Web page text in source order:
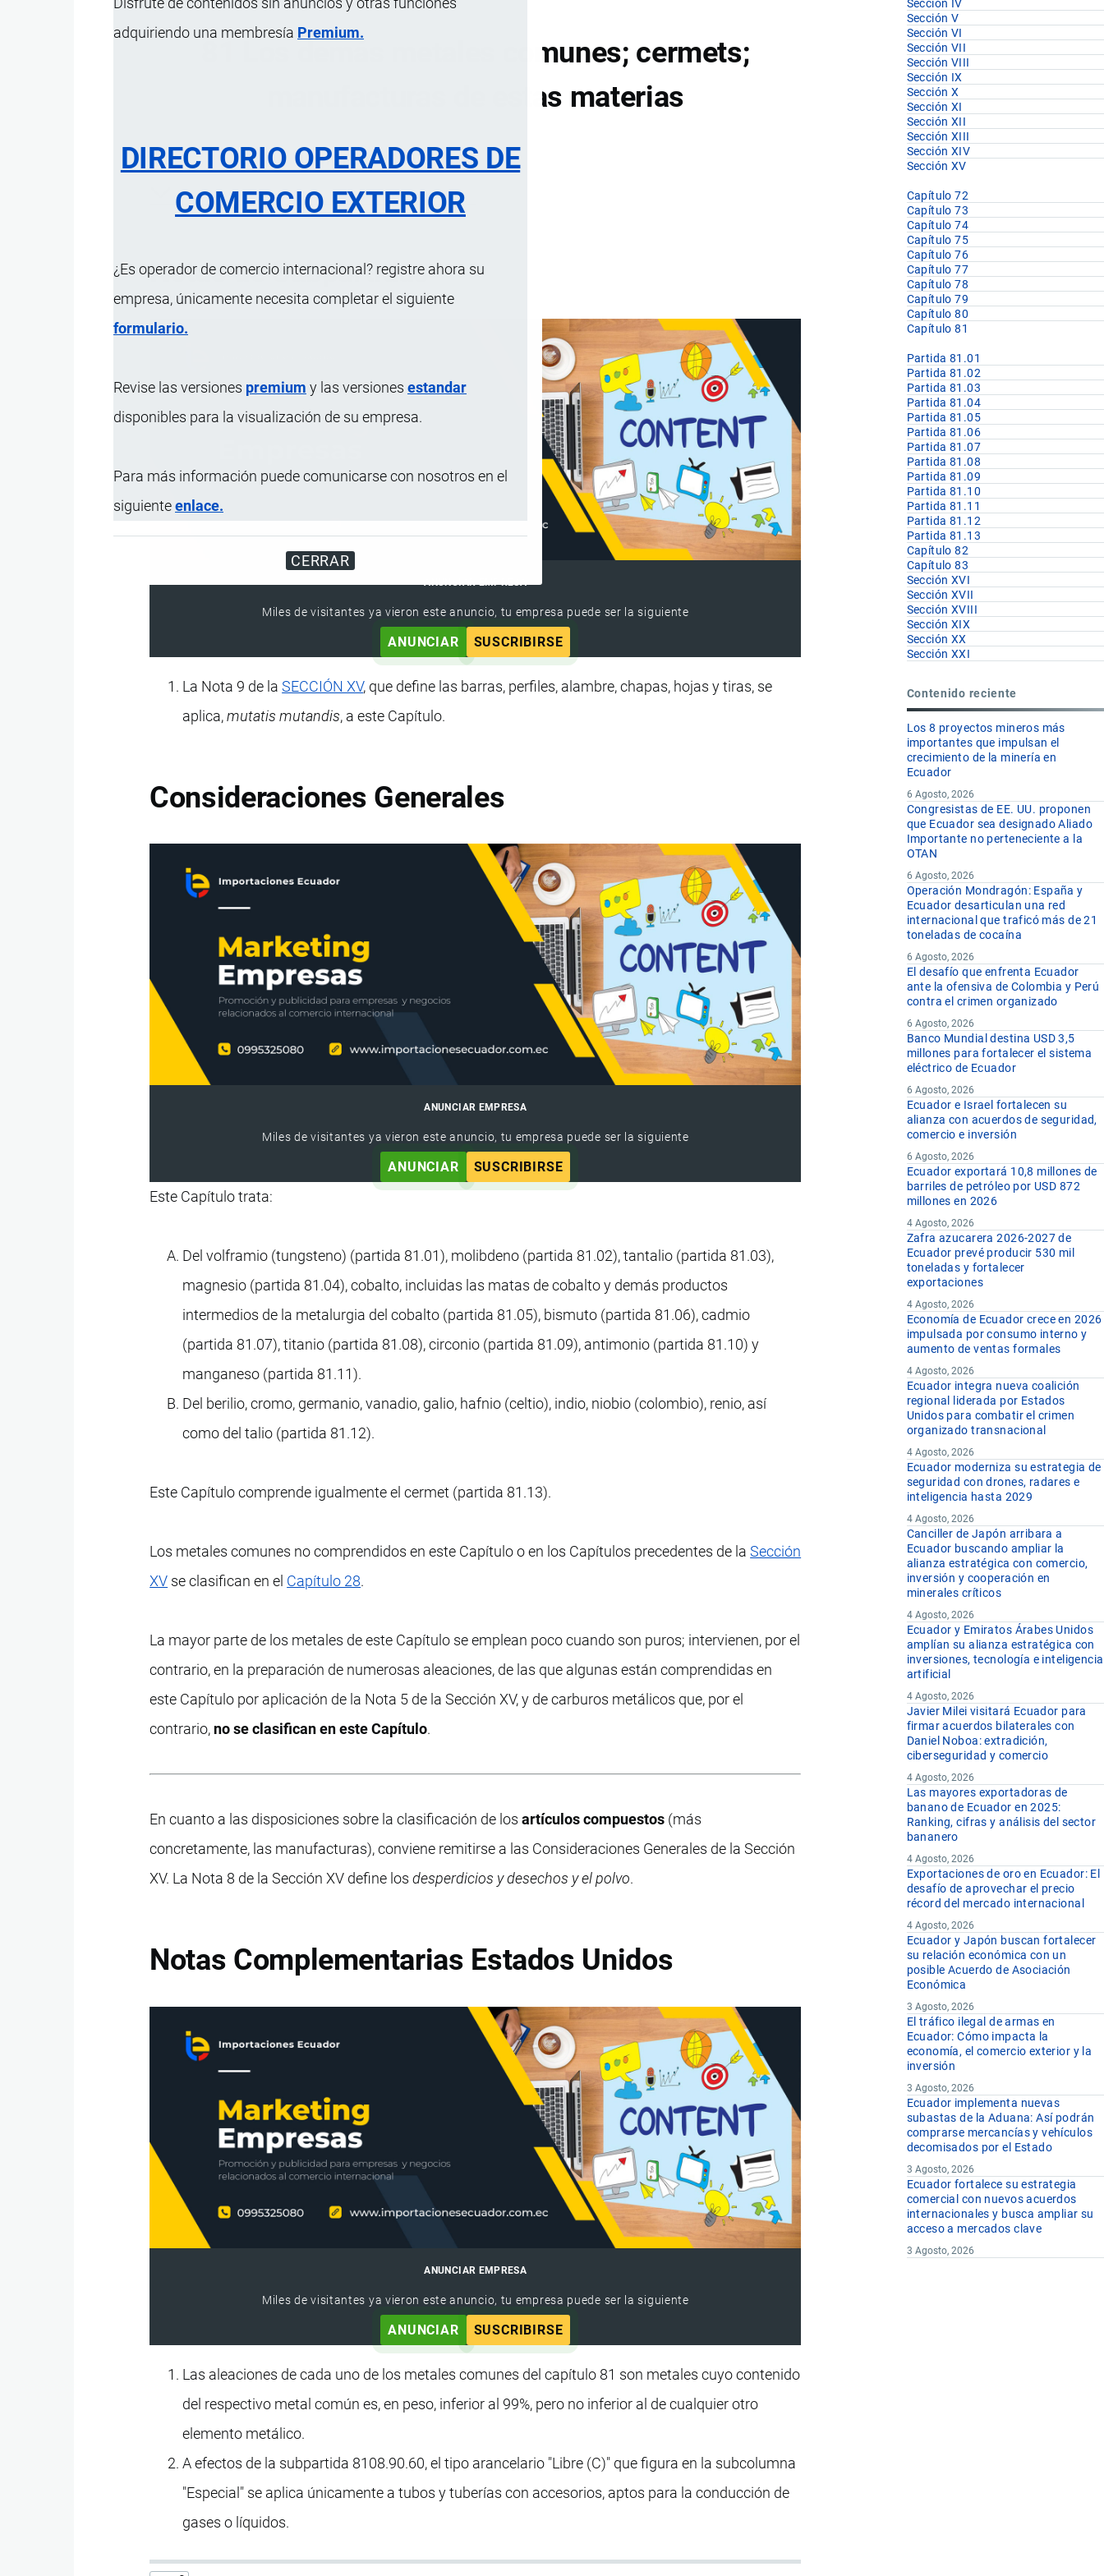
adquiriendo una membresía Premium.
DIRECTORIO OPERADORES DE
COMERCIO EXTERIOR
¿Es operador de comercio internacional? registre ahora su
empresa, únicamente necesita completar el siguiente
formulario.
Revise las versiones premium y las versiones estandar
disponibles para la visualización de su empresa.
Para más información puede comunicarse con nosotros en el
siguienteenlace.
CERRAR
81 Los demás metales comunes; cermets;
manufacturas de estas materias
ÍNDICE DE CONTENIDOS
Notas de Subpartidas
Miles de visitantes ya vieron este anuncio, tu empresa puede ser la siguiente
ANUNCIAR SUSCRIBIRSE
La Nota 9 de laSECCIÓN XV, que define las barras, perfiles, alambre, chapas, hojas y tiras, se
aplica,mutatis mutandis, a este Capítulo.
Consideraciones Generales
ANUNCIAR EMPRESA
Miles de visitantes ya vieron este anuncio, tu empresa puede ser la siguiente
ANUNCIAR SUSCRIBIRSE
Este Capítulo trata:
Del volframio (tungsteno) (partida 81.01), molibdeno (partida 81.02), tantalio (partida 81.03),
magnesio (partida 81.04), cobalto, incluidas las matas de cobalto y demás productos
intermedios de la metalurgia del cobalto (partida 81.05), bismuto (partida 81.06), cadmio
(partida 81.07), titanio (partida 81.08), circonio (partida 81.09), antimonio (partida 81.10) y
manganeso (partida 81.11).
Del berilio, cromo, germanio, vanadio, galio, hafnio (celtio), indio, niobio (colombio), renio, así
como del talio (partida 81.12).
Este Capítulo comprende igualmente el cermet (partida 81.13).
Los metales comunes no comprendidos en este Capítulo o en los Capítulos precedentes de laSección
XV se clasifican en el Capítulo 28.
La mayor parte de los metales de este Capítulo se emplean poco cuando son puros; intervienen, por el
contrario, en la preparación de numerosas aleaciones, de las que algunas están comprendidas en
este Capítulo por aplicación de la Nota 5 de la Sección XV, y de carburos metálicos que, por el
contrario, no se clasifican en este Capítulo.
En cuanto a las disposiciones sobre la clasificación de losartículos compuestos (más
concretamente, las manufacturas), conviene remitirse a las Consideraciones Generales de la Sección
XV. La Nota 8 de la Sección XV define losdesperdicios y desechos y el polvo.
Notas Complementarias Estados Unidos
ANUNCIAR EMPRESA
Miles de visitantes ya vieron este anuncio, tu empresa puede ser la siguiente
ANUNCIAR SUSCRIBIRSE
Las aleaciones de cada uno de los metales comunes del capítulo 81 son metales cuyo contenido
del respectivo metal común es, en peso, inferior al 99%, pero no inferior al de cualquier otro
elemento metálico.
A efectos de la subpartida 8108.90.60, el tipo arancelario "Libre (C)" que figura en la subcolumna
"Especial" se aplica únicamente a tubos y tuberías con accesorios, aptos para la conducción de
gases o líquidos.
Sección IV
Sección V
Sección VI
Sección VII
Sección VIII
Sección IX
Sección X
Sección XI
Sección XII
Sección XIII
Sección XIV
Sección XV
Capítulo 72
Capítulo 73
Capítulo 74
Capítulo 75
Capítulo 76
Capítulo 77
Capítulo 78
Capítulo 79
Capítulo 80
Capítulo 81
Partida 81.01
Partida 81.02
Partida 81.03
Partida 81.04
Partida 81.05
Partida 81.06
Partida 81.07
Partida 81.08
Partida 81.09
Partida 81.10
Partida 81.11
Partida 81.12
Partida 81.13
Capítulo 82
Capítulo 83
Sección XVI
Sección XVII
Sección XVIII
Sección XIX
Sección XX
Sección XXI
Contenido reciente
Los 8 proyectos mineros más
importantes que impulsan el
crecimiento de la minería en
Ecuador
6 Agosto, 2026
Congresistas de EE. UU. proponen
que Ecuador sea designado Aliado
Importante no perteneciente a la
OTAN
6 Agosto, 2026
Operación Mondragón: España y
Ecuador desarticulan una red
internacional que traficó más de 21
toneladas de cocaína
6 Agosto, 2026
El desafío que enfrenta Ecuador
ante la ofensiva de Colombia y Perú
contra el crimen organizado
6 Agosto, 2026
Banco Mundial destina USD 3,5
millones para fortalecer el sistema
eléctrico de Ecuador
6 Agosto, 2026
Ecuador e Israel fortalecen su
alianza con acuerdos de seguridad,
comercio e inversión
6 Agosto, 2026
Ecuador exportará 10,8 millones de
barriles de petróleo por USD 872
millones en 2026
4 Agosto, 2026
Zafra azucarera 2026-2027 de
Ecuador prevé producir 530 mil
toneladas y fortalecer
exportaciones
4 Agosto, 2026
Economía de Ecuador crece en 2026
impulsada por consumo interno y
aumento de ventas formales
4 Agosto, 2026
Ecuador integra nueva coalición
regional liderada por Estados
Unidos para combatir el crimen
organizado transnacional
4 Agosto, 2026
Ecuador moderniza su estrategia de
seguridad con drones, radares e
inteligencia hasta 2029
4 Agosto, 2026
Canciller de Japón arribara a
Ecuador buscando ampliar la
alianza estratégica con comercio,
inversión y cooperación en
minerales críticos
4 Agosto, 2026
Ecuador y Emiratos Árabes Unidos
amplían su alianza estratégica con
inversiones, tecnología e inteligencia
artificial
4 Agosto, 2026
Javier Milei visitará Ecuador para
firmar acuerdos bilaterales con
Daniel Noboa: extradición,
ciberseguridad y comercio
4 Agosto, 2026
Las mayores exportadoras de
banano de Ecuador en 2025:
Ranking, cifras y análisis del sector
bananero
4 Agosto, 2026
Exportaciones de oro en Ecuador: El
desafío de aprovechar el precio
récord del mercado internacional
4 Agosto, 2026
Ecuador y Japón buscan fortalecer
su relación económica con un
posible Acuerdo de Asociación
Económica
3 Agosto, 2026
El tráfico ilegal de armas en
Ecuador: Cómo impacta la
economía, el comercio exterior y la
inversión
3 Agosto, 2026
Ecuador implementa nuevas
subastas de la Aduana: Así podrán
comprarse mercancías y vehículos
decomisados por el Estado
3 Agosto, 2026
Ecuador fortalece su estrategia
comercial con nuevos acuerdos
internacionales y busca ampliar su
acceso a mercados clave
3 Agosto, 2026